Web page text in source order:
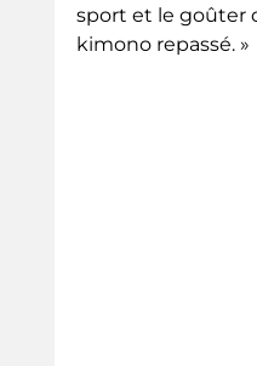
sport et le goûter
kimono repassé. »